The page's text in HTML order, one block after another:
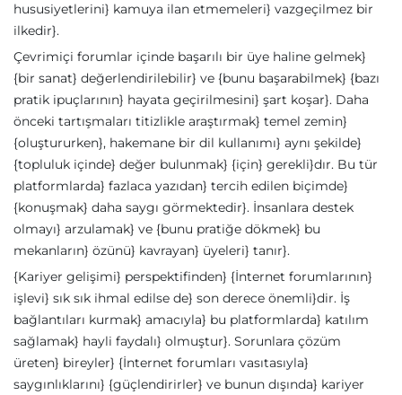
hususiyetlerini} kamuya ilan etmemeleri} vazgeçilmez bir
ilkedir}.
Çevrimiçi forumlar içinde başarılı bir üye haline gelmek}
{bir sanat} değerlendirilebilir} ve {bunu başarabilmek} {bazı
pratik ipuçlarının} hayata geçirilmesini} şart koşar}. Daha
önceki tartışmaları titizlikle araştırmak} temel zemin}
{oluştururken}, hakemane bir dil kullanımı} aynı şekilde}
{topluluk içinde} değer bulunmak} {için} gerekli}dır. Bu tür
platformlarda} fazlaca yazıdan} tercih edilen biçimde}
{konuşmak} daha saygı görmektedir}. İnsanlara destek
olmayı} arzulamak} ve {bunu pratiğe dökmek} bu
mekanların} özünü} kavrayan} üyeleri} tanır}.
{Kariyer gelişimi} perspektifinden} {İnternet forumlarının}
işlevi} sık sık ihmal edilse de} son derece önemli}dir. İş
bağlantıları kurmak} amacıyla} bu platformlarda} katılım
sağlamak} hayli faydalı} olmuştur}. Sorunlara çözüm
üreten} bireyler} {İnternet forumları vasıtasıyla}
saygınlıklarını} {güçlendirirler} ve bunun dışında} kariyer